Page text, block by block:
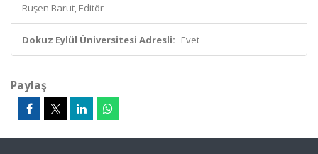
Ruşen Barut, Editör
Dokuz Eylül Üniversitesi Adresli: Evet
Paylaş